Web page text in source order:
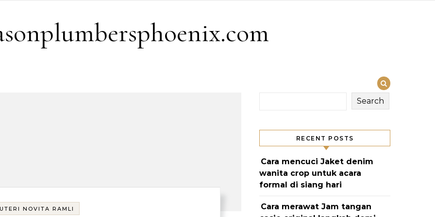
NOVITA RAMLI
Search
RECENT POSTS
Cara mencuci Jaket denim
wanita crop untuk acara
formal di siang hari
Cara merawat Jam tangan